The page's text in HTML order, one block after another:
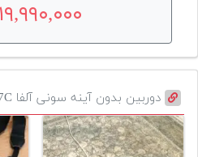
دوربین بدون آینه سونی آلفا a7C بدنه دست دوم